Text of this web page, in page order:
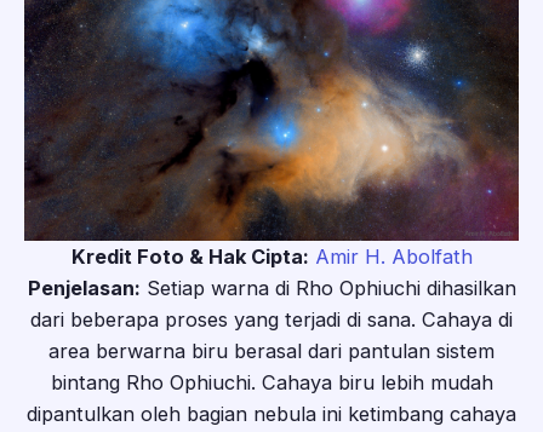
Kredit Foto & Hak Cipta: Amir H. Abolfath
Penjelasan: Setiap warna di Rho Ophiuchi dihasilkan
dari beberapa proses yang terjadi di sana. Cahaya di
area berwarna biru berasal dari pantulan sistem
bintang Rho Ophiuchi. Cahaya biru lebih mudah
dipantulkan oleh bagian nebula ini ketimbang cahaya